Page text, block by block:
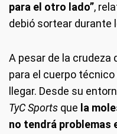
para el otro lado”,
debió sortear durante
A pesar de la crudeza
para el cuerpo
llegar. Desde su
TyC Sports que la
no tendrá problemas